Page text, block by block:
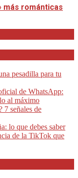
más románticas
pesadilla para tu
de WhatsApp:
al máximo
7 señales de
lo que debes saber
de la TikTok que